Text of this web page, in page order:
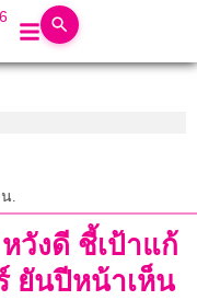
.
หวังดี ชี้เป้าแก้
ยันปีหน้าเห็น